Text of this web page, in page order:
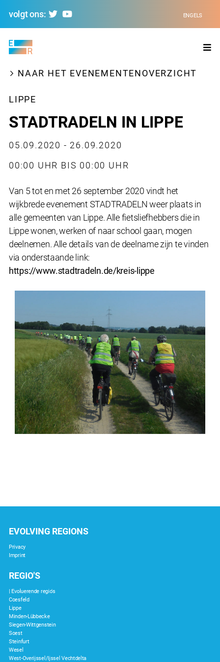
volgt ons: ENGELS
Regions
NAAR HET EVENEMENTENOVERZICHT
LIPPE
STADTRADELN IN LIPPE
05.09.2020 - 26.09.2020
00:00 UHR BIS 00:00 UHR
Van 5 tot en met 26 september 2020 vindt het
wijkbrede evenement STADTRADELN weer plaats in
alle gemeenten van Lippe. Alle fietsliefhebbers die in
Lippe wonen, werken of naar school gaan, mogen
deelnemen. Alle details van de deelname zijn te vinden
via onderstaande link:
https://www.stadtradeln.de/kreis-lippe
EVOLVING REGIONS
Privacy
Imprint
REGIO'S
| Evoluerende regio's
Coesfeld
Lippe
Minden-Lübbecke
Siegen-Wittgenstein
Soest
Steinfurt
Wesel
West-Overijssel/Ijssel Vechtdelta